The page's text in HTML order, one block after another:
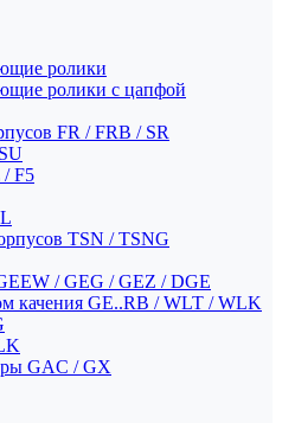
ролики
ролики с цапфой
FR / FRB / SR
/ F5
TSN / TSNG
/ GEG / GEZ / DGE
качения GE..RB / WLT / WLK
GAC / GX